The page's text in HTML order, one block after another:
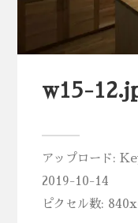
w15-
アップロード:
2019-10-14
ピクセル数: